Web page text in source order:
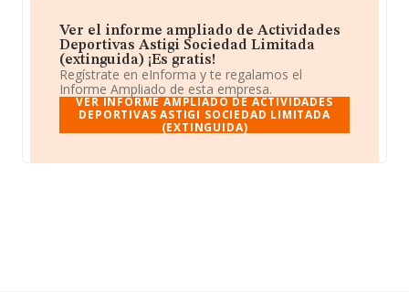
Ver el informe ampliado de Actividades
Deportivas Astigi Sociedad Limitada
(extinguida) ¡Es gratis!
Regístrate en eInforma y te regalamos el
Informe Ampliado de esta empresa.
VER INFORME AMPLIADO DE ACTIVIDADES
DEPORTIVAS ASTIGI SOCIEDAD LIMITADA
(EXTINGUIDA)